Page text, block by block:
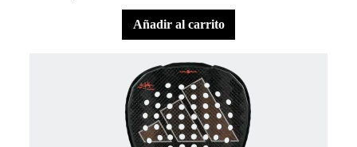
añadir al carrito